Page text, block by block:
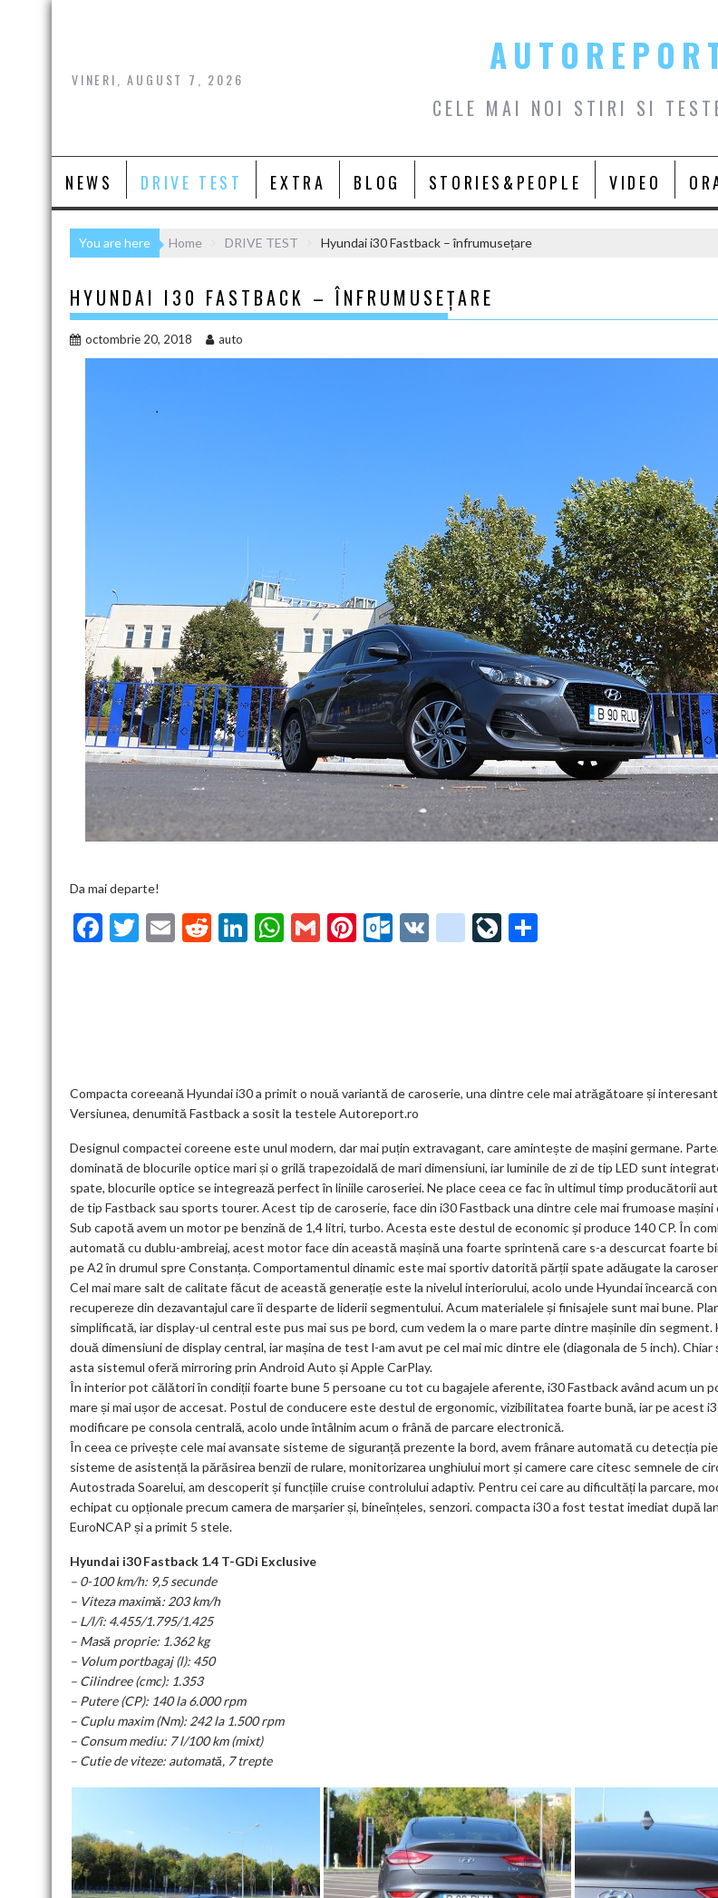
Skip
VINERI, AUGUST 7, 2026
CELE MAI NOI STIRI SI
NEWS DRIVE TEST EXTRA BLOG STORIES&PEOPLE VIDEO
You are here Home DRIVE TEST Hyundai i30 Fastback – înfrumusețare
HYUNDAI I30 FASTBACK – ÎNFRUMUSEȚARE
octombrie 20, 2018 auto
Da mai departe!
F
k
T
E
R
Li W
p
G
Pi O
m
V
g
o
k
m
ar
ks
Li
Compacta coreeană Hyundai i30 a primit o nouă variantă de caroserie, una dintre cele mai atrăgătoare și
Versiunea, denumită Fastback a sosit la testele Autoreport.ro
Designul compactei coreene este unul modern, dar mai puțin extravagant, care amintește de mașini germane.
dominată de blocurile optice mari și o grilă trapezoidală de mari dimensiuni, iar luminile de zi de tip LED sunt
spate, blocurile optice se integrează perfect în liniile caroseriei. Ne place ceea ce fac în ultimul timp producătorii
de tip Fastback sau sports tourer. Acest tip de caroserie, face din i30 Fastback una dintre cele mai frumoase
Sub capotă avem un motor pe benzină de 1,4 litri, turbo. Acesta este destul de economic și produce 140 CP. În
automată cu dublu-ambreiaj, acest motor face din această mașină una foarte sprintenă care s-a descurcat foarte
pe A2 în drumul spre Constanța. Comportamentul dinamic este mai sportiv datorită părții spate adăugate la
Cel mai mare salt de calitate făcut de această generație este la nivelul interiorului, acolo unde Hyundai încearcă
recupereze din dezavantajul care îi desparte de liderii segmentului. Acum materialele și finisajele sunt mai bune.
simplificată, iar display-ul central este pus mai sus pe bord, cum vedem la o mare parte dintre mașinile din segment.
două dimensiuni de display central, iar mașina de test l-am avut pe cel mai mic dintre ele (diagonala de 5 inch). Chiar
asta sistemul oferă mirroring prin Android Auto și Apple CarPlay.
În interior pot călători în condiții foarte bune 5 persoane cu tot cu bagajele aferente, i30 Fastback având acum un
mare și mai ușor de accesat. Postul de conducere este destul de ergonomic, vizibilitatea foarte bună, iar pe acest
modificare pe consola centrală, acolo unde întâlnim acum o frână de parcare electronică.
În ceea ce privește cele mai avansate sisteme de siguranță prezente la bord, avem frânare automată cu detecția
sisteme de asistență la părăsirea benzii de rulare, monitorizarea unghiului mort și camere care citesc semnele de
Autostrada Soarelui, am descoperit și funcțiile cruise controlului adaptiv. Pentru cei care au dificultăți la parcare,
echipat cu opționale precum camera de marșarier și, bineînțeles, senzori. compacta i30 a fost testat imediat după
EuroNCAP și a primit 5 stele.
Hyundai i30 Fastback 1.4 T-GDi Exclusive
– 0-100 km/h: 9,5 secunde
– Viteza maximă: 203 km/h
– L/l/î: 4.455/1.795/1.425
– Masă proprie: 1.362 kg
– Volum portbagaj (l): 450
– Cilindree (cmc): 1.353
– Putere (CP): 140 la 6.000 rpm
– Cuplu maxim (Nm): 242 la 1.500 rpm
– Consum mediu: 7 l/100 km (mixt)
– Cutie de viteze: automată, 7 trepte